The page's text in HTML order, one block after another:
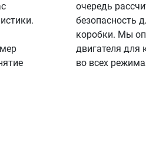
очередь
безопасность
коробки. Мы
двигателя для
во всех